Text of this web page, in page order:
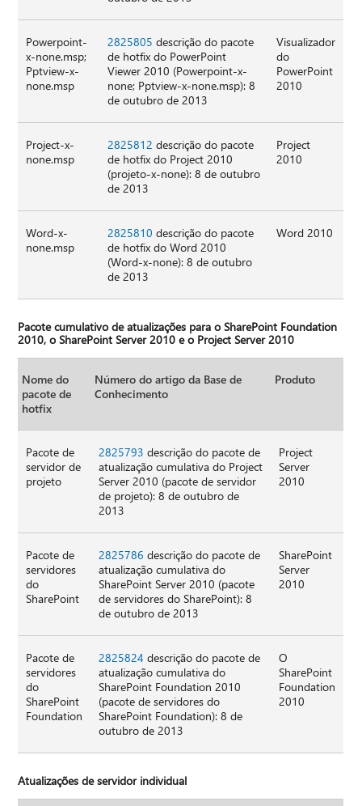
Powerpoint-
x-none.msp;
Pptview-x-
none.msp
2825805 descrição do pacote
de hotfix do PowerPoint
Viewer 2010 (Powerpoint-x-
none; Pptview-x-none.msp): 8
de outubro de 2013
Visualizador
do
PowerPoint
2010
Project-x-
none.msp
2825812 descrição do pacote
de hotfix do Project 2010
(projeto-x-none): 8 de outubro
de 2013
Project
2010
Word-x-
none.msp
2825810 descrição do pacote
de hotfix do Word 2010
(Word-x-none): 8 de outubro
de 2013
Word 2010
Pacote cumulativo de atualizações para o SharePoint Foundation
2010, o SharePoint Server 2010 e o Project Server 2010
Nome do
pacote de
hotfix
Número do artigo da Base de
Conhecimento
Produto
Pacote de
servidor de
projeto
2825793 descrição do pacote de
atualização cumulativa do Project
Server 2010 (pacote de servidor
de projeto): 8 de outubro de
2013
Project
Server
2010
Pacote de
servidores
do
SharePoint
2825786 descrição do pacote de
atualização cumulativa do
SharePoint Server 2010 (pacote
de servidores do SharePoint): 8
de outubro de 2013
SharePoint
Server
2010
Pacote de
servidores
do
SharePoint
Foundation
2825824 descrição do pacote de
atualização cumulativa do
SharePoint Foundation 2010
(pacote de servidores do
SharePoint Foundation): 8 de
outubro de 2013
O
SharePoint
Foundation
2010
Atualizações de servidor individual